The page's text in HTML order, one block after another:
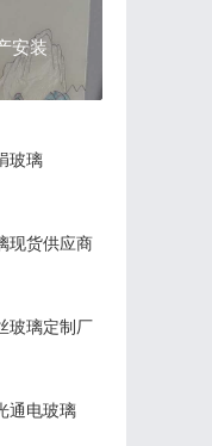
安装
玻璃
现货供应商
玻璃定制厂
通电玻璃